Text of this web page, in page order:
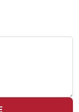
UNITED